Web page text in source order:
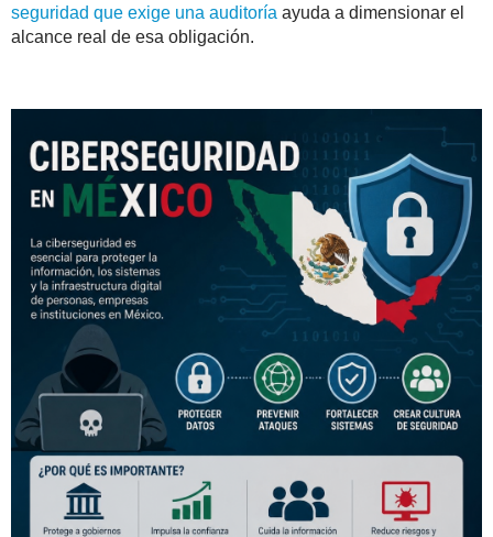
seguridad que exige una auditoría ayuda a dimensionar el
alcance real de esa obligación.